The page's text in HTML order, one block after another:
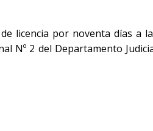
licencia por noventa días a
Nº 2 del Departamento